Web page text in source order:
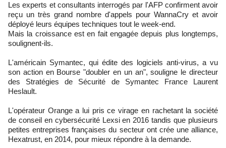
Les experts et consultants interrogés par l'AFP confirment avoir
reçu un très grand nombre d'appels pour WannaCry et avoir
déployé leurs équipes techniques tout le week-end.
Mais la croissance est en fait engagée depuis plus longtemps,
soulignent-ils.
L'américain Symantec, qui édite des logiciels anti-virus, a vu
son action en Bourse "doubler en un an", souligne le directeur
des Stratégies de Sécurité de Symantec France Laurent
Heslault.
L'opérateur Orange a lui pris ce virage en rachetant la société
de conseil en cybersécurité Lexsi en 2016 tandis que plusieurs
petites entreprises françaises du secteur ont crée une alliance,
Hexatrust, en 2014, pour mieux répondre à la demande.